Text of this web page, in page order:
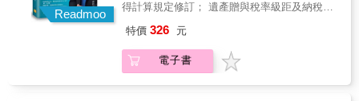
Readmoo
得計算規定修訂； 遺產贈與稅率級距及納稅義
兒子或外傭，可以嗎？ ◎媽媽再婚，我能繼承
繼父的遺產嗎？ ◎長照費、看護費、坐月子的
錢，這些費用能不能做列舉扣除？ ◎網紅的收
特價 326 元
電子書